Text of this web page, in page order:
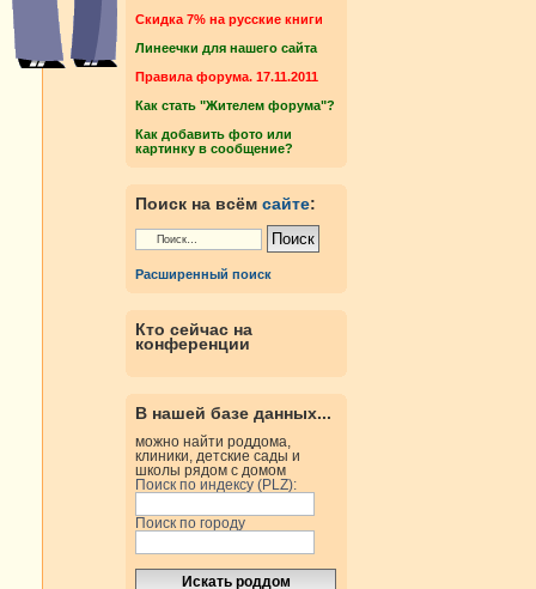
Cкидка 7% на русские книги
Линеечки для нашего сайта
Правила форума. 17.11.2011
Как стать "Жителем форума"?
Как добавить фото или
картинку в сообщение?
Поиск на всём сайте:
Расширенный поиск
Кто сейчас на
конференции
В нашей базе данных...
можно найти роддома,
клиники, детские сады и
школы рядом с домом
Поиск по индексу (PLZ):
Поиск по городу